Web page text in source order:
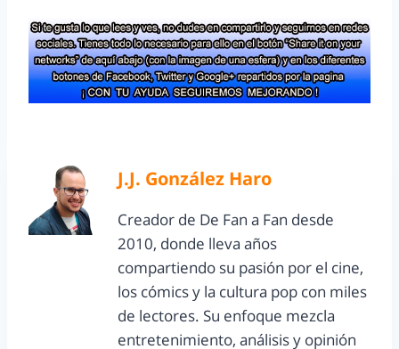
J.J. González Haro
Creador de De Fan a Fan desde
2010, donde lleva años
compartiendo su pasión por el cine,
los cómics y la cultura pop con miles
de lectores. Su enfoque mezcla
entretenimiento, análisis y opinión